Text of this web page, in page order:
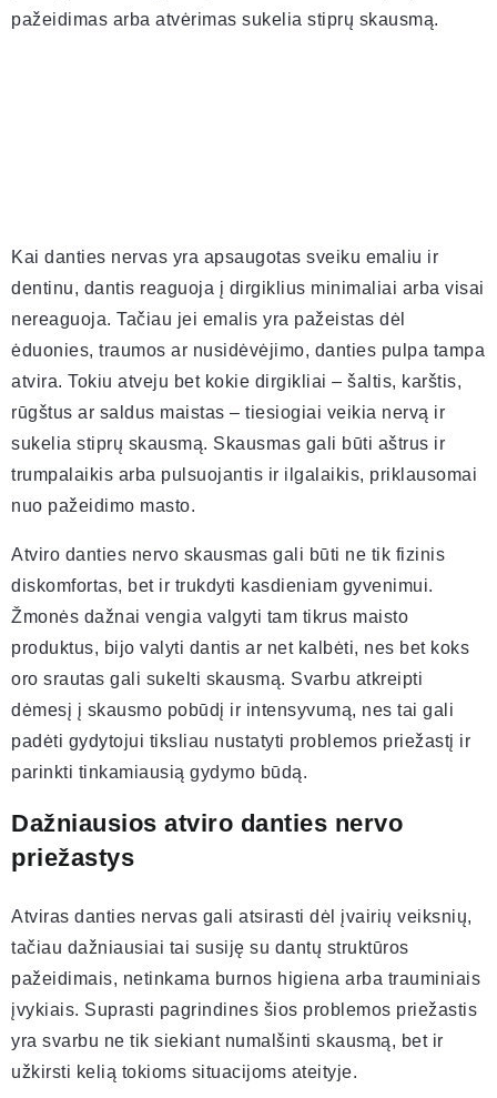
pažeidimas arba atvėrimas sukelia stiprų skausmą.
Kai danties nervas yra apsaugotas sveiku emaliu ir
dentinu, dantis reaguoja į dirgiklius minimaliai arba visai
nereaguoja. Tačiau jei emalis yra pažeistas dėl
ėduonies, traumos ar nusidėvėjimo, danties pulpa tampa
atvira. Tokiu atveju bet kokie dirgikliai – šaltis, karštis,
rūgštus ar saldus maistas – tiesiogiai veikia nervą ir
sukelia stiprų skausmą. Skausmas gali būti aštrus ir
trumpalaikis arba pulsuojantis ir ilgalaikis, priklausomai
nuo pažeidimo masto.
Atviro danties nervo skausmas gali būti ne tik fizinis
diskomfortas, bet ir trukdyti kasdieniam gyvenimui.
Žmonės dažnai vengia valgyti tam tikrus maisto
produktus, bijo valyti dantis ar net kalbėti, nes bet koks
oro srautas gali sukelti skausmą. Svarbu atkreipti
dėmesį į skausmo pobūdį ir intensyvumą, nes tai gali
padėti gydytojui tiksliau nustatyti problemos priežastį ir
parinkti tinkamiausią gydymo būdą.
Dažniausios atviro danties nervo
priežastys
Atviras danties nervas gali atsirasti dėl įvairių veiksnių,
tačiau dažniausiai tai susiję su dantų struktūros
pažeidimais, netinkama burnos higiena arba trauminiais
įvykiais. Suprasti pagrindines šios problemos priežastis
yra svarbu ne tik siekiant numalšinti skausmą, bet ir
užkirsti kelią tokioms situacijoms ateityje.